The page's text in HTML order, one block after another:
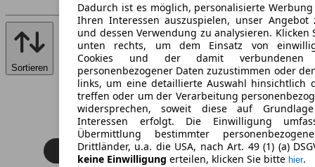
Sortieren
Dadurch ist es möglich, personalisierte
Ihren Interessen auszuspielen, unser Angebot
und dessen Verwendung zu analysieren. Klicken
unten rechts, um dem Einsatz von
Cookies und der damit verbundenen
personenbezogener Daten zuzustimmen oder
links, um eine detaillierte Auswahl hinsichtlich
treffen oder um der Verarbeitung
widersprechen, soweit diese auf
Interessen erfolgt. Die Einwilligung
Übermittlung bestimmter
Drittländer, u.a. die USA, nach Art. 49 (1) (a)
keine Einwilligung erteilen, klicken Sie bitte hier.